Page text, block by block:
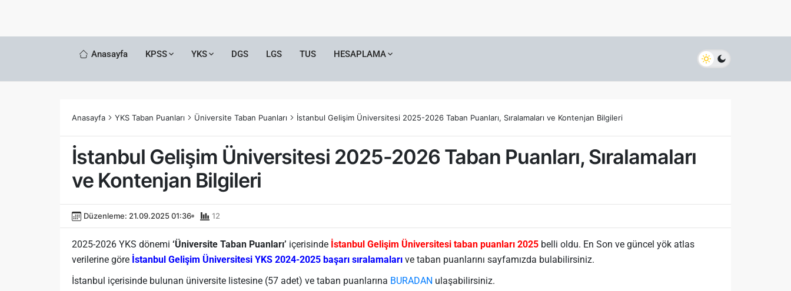
Anasayfa KPSS YKS DGS LGS TUS HESAPLAMA
Anasayfa YKS Taban Puanları Üniversite Taban Puanları İstanbul Gelişim Üniversitesi 2025-2026 Taban Puanları, Sıralamaları ve Kontenjan Bilgileri
İstanbul Gelişim Üniversitesi 2025-2026 Taban Puanları, Sıralamaları
ve Kontenjan Bilgileri
Düzenleme: 21.09.2025 01:36 12
2025-2026 YKS dönemi ‘Üniversite Taban Puanları’ içerisinde İstanbul Gelişim Üniversitesi taban puanları 2025 belli oldu. En Son ve güncel yök atlas
verilerine göre İstanbul Gelişim Üniversitesi YKS 2024-2025 başarı sıralamaları ve taban puanlarını sayfamızda bulabilirsiniz.
İstanbul içerisinde bulunan üniversite listesine (57 adet) ve taban puanlarına BURADAN ulaşabilirsiniz.